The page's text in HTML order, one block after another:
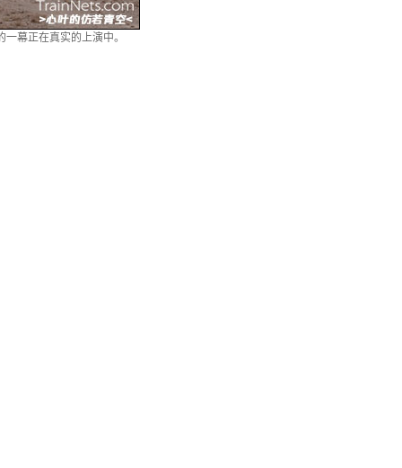
幕正在真实的上演中。